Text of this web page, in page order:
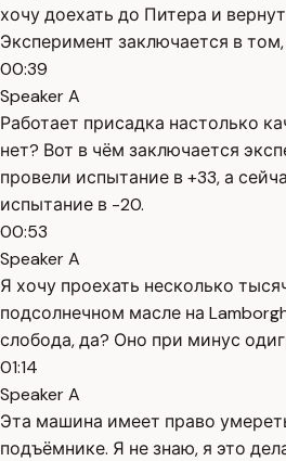
хочу доехать до Питера и
Эксперимент заключается в
00:39
Speaker A
Работает присадка настолько
нет? Вот в чём заключается
провели испытание в +33, а
испытание в -20.
00:53
Speaker A
Я хочу проехать несколько
подсолнечном масле на
слобода, да? Оно при минус
01:14
Speaker A
Эта машина имеет право
подъёмнике. Я не знаю, я это